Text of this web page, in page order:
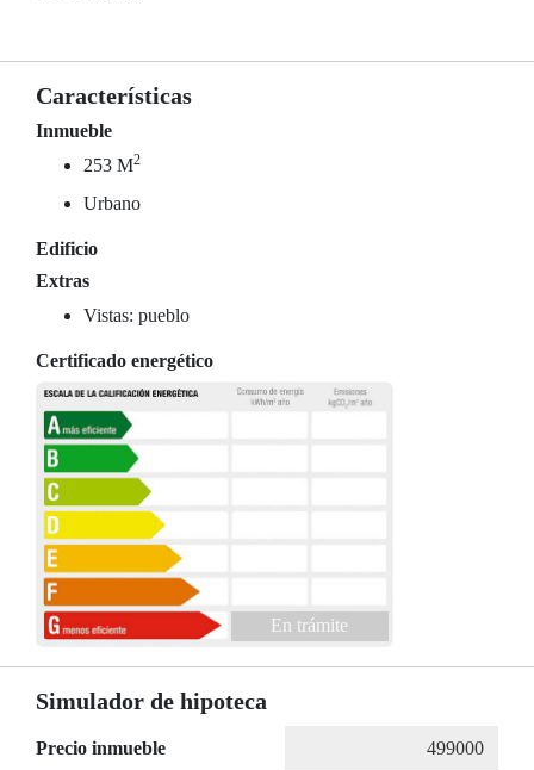
Características
Inmueble
253 M2
Urbano
Edificio
Extras
Vistas: pueblo
Certificado energético
En trámite
Simulador de hipoteca
Precio inmueble